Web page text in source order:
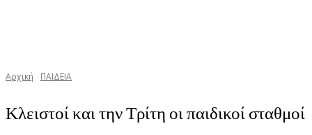
Αρχική ΠΑΙΔΕΙΑ
Κλειστοί και την Τρίτη οι παιδικοί σταθμοί